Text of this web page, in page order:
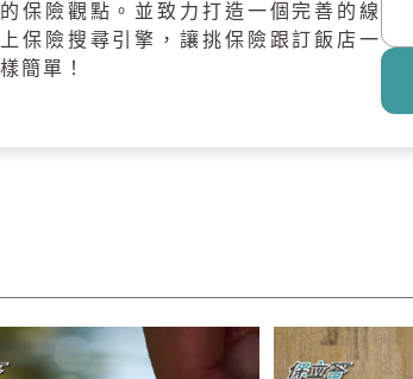
的保險觀點。並致力打造一個完善的線
上保險搜尋引擎，讓挑保險跟訂飯店一
樣簡單！